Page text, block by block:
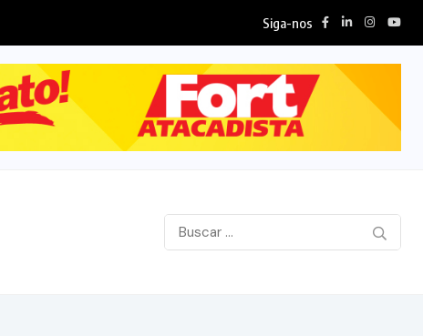
Siga-nos